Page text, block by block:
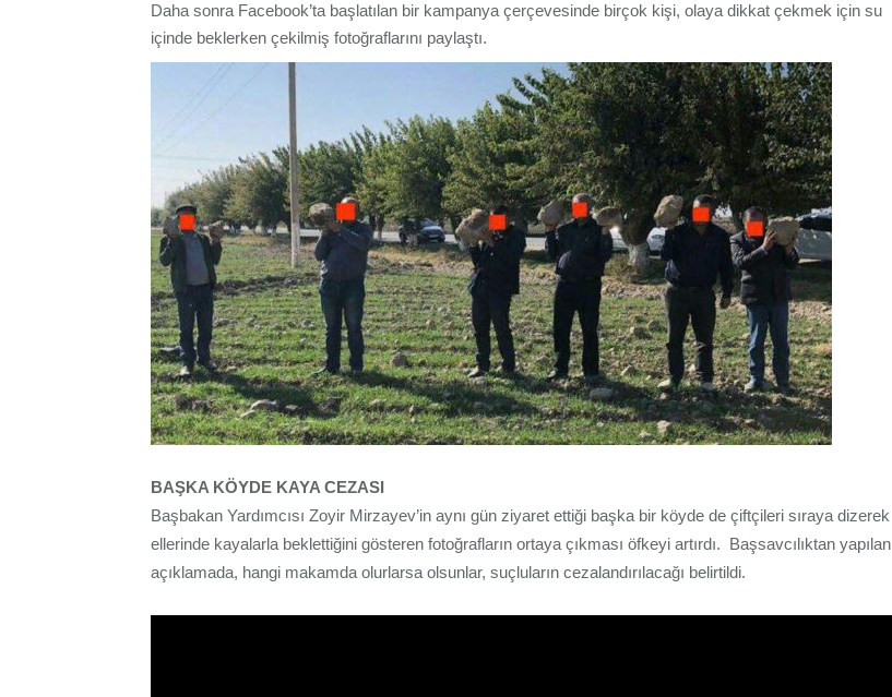
Daha sonra Facebook’ta başlatılan bir kampanya çerçevesinde birçok kişi, olaya dikkat çekmek için su
içinde beklerken çekilmiş fotoğraflarını paylaştı.
BAŞKA KÖYDE KAYA CEZASI
Başbakan Yardımcısı Zoyir Mirzayev’in aynı gün ziyaret ettiği başka bir köyde de çiftçileri sıraya dizerek
ellerinde kayalarla beklettiğini gösteren fotoğrafların ortaya çıkması öfkeyi artırdı. Başsavcılıktan yapılan
açıklamada, hangi makamda olurlarsa olsunlar, suçluların cezalandırılacağı belirtildi.